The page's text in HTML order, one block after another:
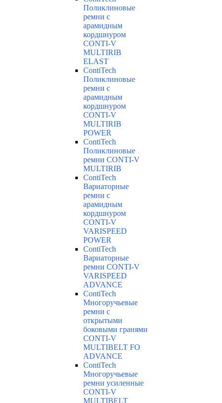
Поликлиновые
ремни с
арамидным
кордшнуром
CONTI-V
MULTIRIB
ELAST
ContiTech
Поликлиновые
ремни с
арамидным
кордшнуром
CONTI-V
MULTIRIB
POWER
ContiTech
Поликлиновые
ремни CONTI-V
MULTIRIB
ContiTech
Вариаторные
ремни с
арамидным
кордшнуром
CONTI-V
VARISPEED
POWER
ContiTech
Вариаторные
ремни CONTI-V
VARISPEED
ADVANCE
ContiTech
Многоручьевые
ремни с
открытыми
боковыми гранями
CONTI-V
MULTIBELT FO
ADVANCE
ContiTech
Многоручьевые
ремни усиленные
CONTI-V
MULTIBELT